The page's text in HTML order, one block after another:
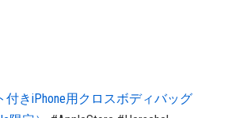
付きiPhone用クロスボディバッグ